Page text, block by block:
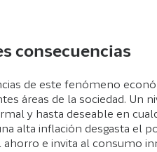
consecuencias
de este fenómeno
áreas de la sociedad. Un
y hasta deseable en
alta inflación desgasta el
ahorro e invita al consumo